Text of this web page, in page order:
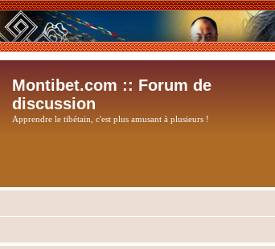
Montibet.com :: Forum de
discussion
Apprendre le tibétain, c'est plus amusant à plusieurs !